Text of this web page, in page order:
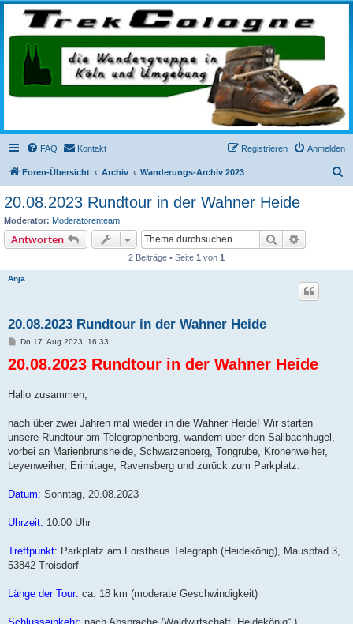
trekcologne.de
Wanderungen rund um Köln
FAQ Kontakt Anmelden
Registrieren
Foren-Übersicht Archiv Wanderungs-Archiv 2023
20.08.2023 Rundtour in der Wahner Heide
Moderator: Moderatorenteam
Antworten Suche
2 Beiträge • Seite 1 von 1
Anja
20.08.2023 Rundtour in der Wahner Heide
B
i
t
g
Do 17. Aug 2023, 16:33
20.08.2023 Rundtour in der Wahner Heide
Hallo zusammen,
nach über zwei Jahren mal wieder in die Wahner Heide! Wir starten
unsere Rundtour am Telegraphenberg, wandern über den Sallbachhügel,
vorbei an Marienbrunsheide, Schwarzenberg, Tongrube, Kronenweiher,
Leyenweiher, Erimitage, Ravensberg und zurück zum Parkplatz.
Datum: Sonntag, 20.08.2023
Uhrzeit: 10:00 Uhr
Treffpunkt: Parkplatz am Forsthaus Telegraph (Heidekönig), Mauspfad 3,
53842 Troisdorf
Länge der Tour: ca. 18 km (moderate Geschwindigkeit)